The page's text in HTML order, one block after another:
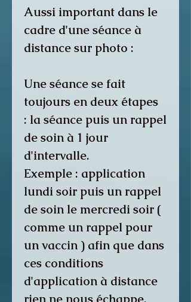
Aussi important dans le
cadre d'une séance à
distance sur photo :
Une séance se fait
toujours en deux étapes
: la séance puis un rappel
de soin à 1 jour
d'intervalle.
Exemple : application
lundi soir puis un rappel
de soin le mercredi soir (
comme un rappel pour
un vaccin ) afin que dans
ces conditions
d'application à distance